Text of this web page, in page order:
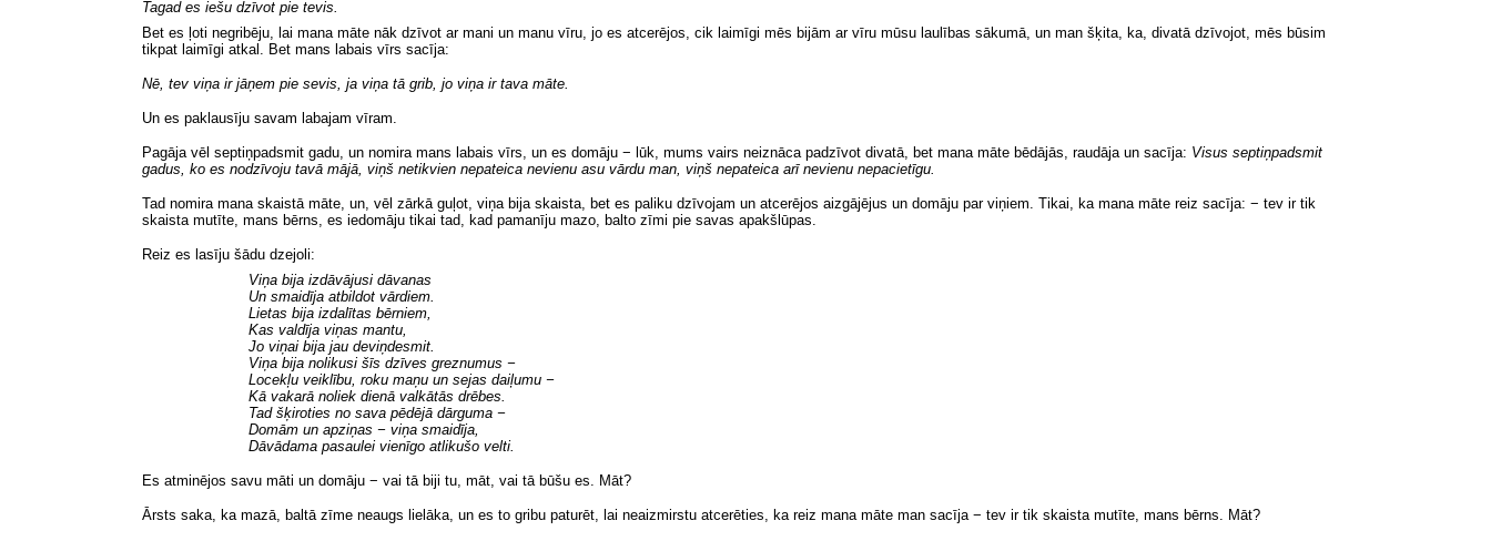
Tagad es iešu dzīvot pie tevis.
Bet es ļoti negribēju, lai mana māte nāk dzīvot ar mani un manu vīru, jo es atcerējos, cik laimīgi mēs bijām ar vīru mūsu laulības sākumā, un man šķita, ka, divatā dzīvojot, mēs būsim
tikpat laimīgi atkal. Bet mans labais vīrs sacīja:
Nē, tev viņa ir jāņem pie sevis, ja viņa tā grib, jo viņa ir tava māte.
Un es paklausīju savam labajam vīram.
Pagāja vēl septiņpadsmit gadu, un nomira mans labais vīrs, un es domāju − lūk, mums vairs neiznāca padzīvot divatā, bet mana māte bēdājās, raudāja un sacīja: Visus septiņpadsmit
gadus, ko es nodzīvoju tavā mājā, viņš netikvien nepateica nevienu asu vārdu man, viņš nepateica arī nevienu nepacietīgu.
Tad nomira mana skaistā māte, un, vēl zārkā guļot, viņa bija skaista, bet es paliku dzīvojam un atcerējos aizgājējus un domāju par viņiem. Tikai, ka mana māte reiz sacīja: − tev ir tik
skaista mutīte, mans bērns, es iedomāju tikai tad, kad pamanīju mazo, balto zīmi pie savas apakšlūpas.
Reiz es lasīju šādu dzejoli:
Viņa bija izdāvājusi dāvanas
Un smaidīja atbildot vārdiem.
Lietas bija izdalītas bērniem,
Kas valdīja viņas mantu,
Jo viņai bija jau deviņdesmit.
Viņa bija nolikusi šīs dzīves greznumus −
Locekļu veiklību, roku maņu un sejas daiļumu −
Kā vakarā noliek dienā valkātās drēbes.
Tad šķiroties no sava pēdējā dārguma −
Domām un apziņas − viņa smaidīja,
Dāvādama pasaulei vienīgo atlikušo velti.
Es atminējos savu māti un domāju − vai tā biji tu, māt, vai tā būšu es. Māt?
Ārsts saka, ka mazā, baltā zīme neaugs lielāka, un es to gribu paturēt, lai neaizmirstu atcerēties, ka reiz mana māte man sacīja − tev ir tik skaista mutīte, mans bērns. Māt?